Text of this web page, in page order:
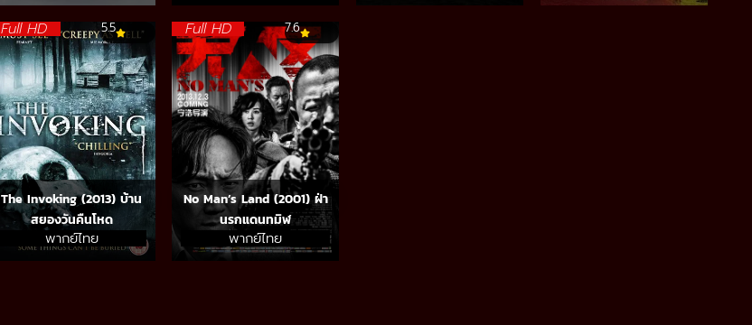
Full HD 5.5
The Invoking (2013) บ้าน
สยองวันคืนโหด
พากย์ไทย
Full HD 7.6
No Man’s Land (2001) ฝ่า
นรกแดนทมิฬ
พากย์ไทย